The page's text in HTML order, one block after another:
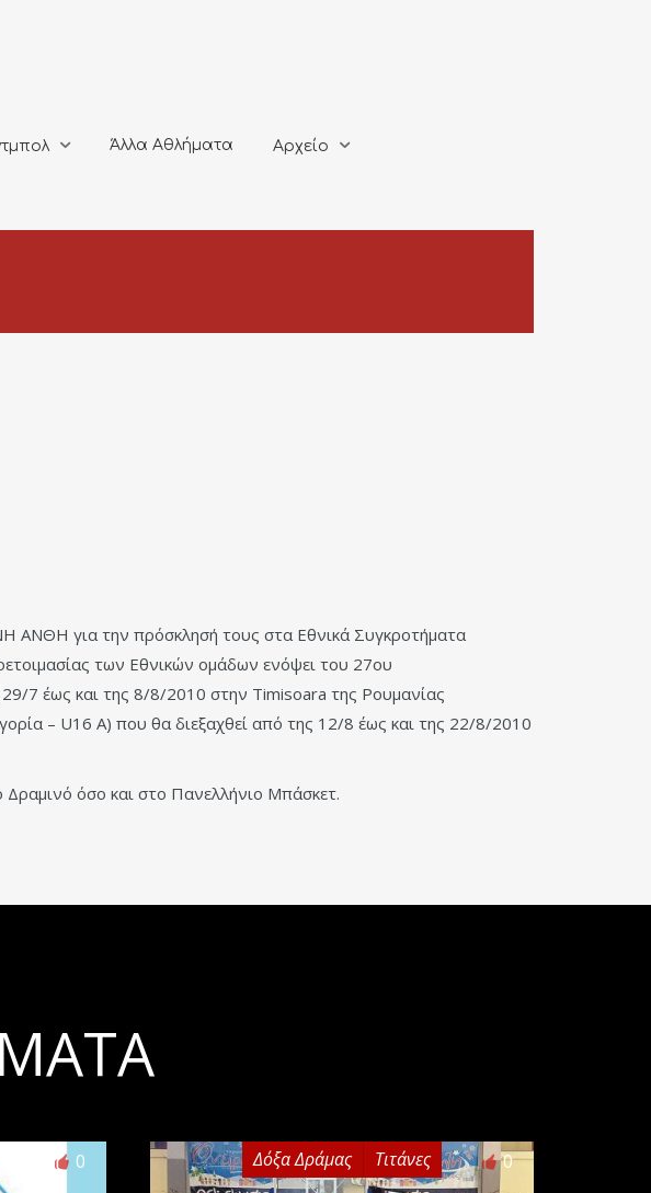
Άλλα Αθλήματα Αρχείο
ΑΝΘΗ για την πρόσκλησή τους στα Εθνικά Συγκροτήματα
των Εθνικών ομάδων ενόψει του 27ου
έως και της 8/8/2010 στην Timisoara της Ρουμανίας
– U16 Α) που θα διεξαχθεί από της 12/8 έως και της 22/8/2010
Δραμινό όσο και στο Πανελλήνιο Μπάσκετ.
0 Δόξα Δράμας Τιτάνες 0